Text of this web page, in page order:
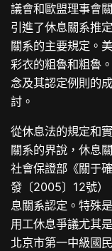
議會和歐盟理事會
引進了休息關系推
關系的主要規定。
彩衣的粗魯和粗魯
念及其認定例則的
討。
從休息法的規定和
關系的界說，休息
社會保證部《關于
發〔2005〕12號）
息關系認定。特殊
用工休息爭議尤其
北京市第一中級國